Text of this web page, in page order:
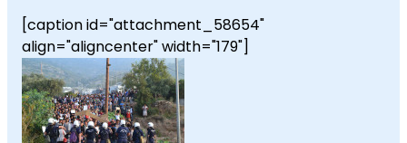
[caption id="attachment_58654"
align="aligncenter" width="179"]